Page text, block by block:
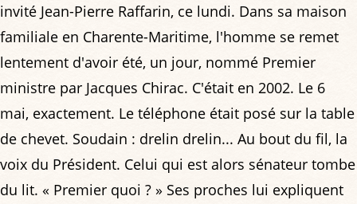
invité Jean-Pierre Raffarin, ce lundi. Dans sa maison
familiale en Charente-Maritime, l'homme se remet
lentement d'avoir été, un jour, nommé Premier
ministre par Jacques Chirac. C'était en 2002. Le 6
mai, exactement. Le téléphone était posé sur la table
de chevet. Soudain : drelin drelin... Au bout du fil, la
voix du Président. Celui qui est alors sénateur tombe
du lit. « Premier quoi ? » Ses proches lui expliquent